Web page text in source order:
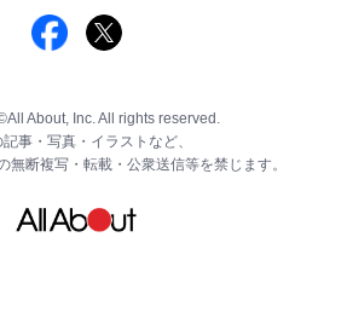
About, Inc. All rights reserved.
事・写真・イラストなど、
無断複写・転載・公衆送信等を禁じます。